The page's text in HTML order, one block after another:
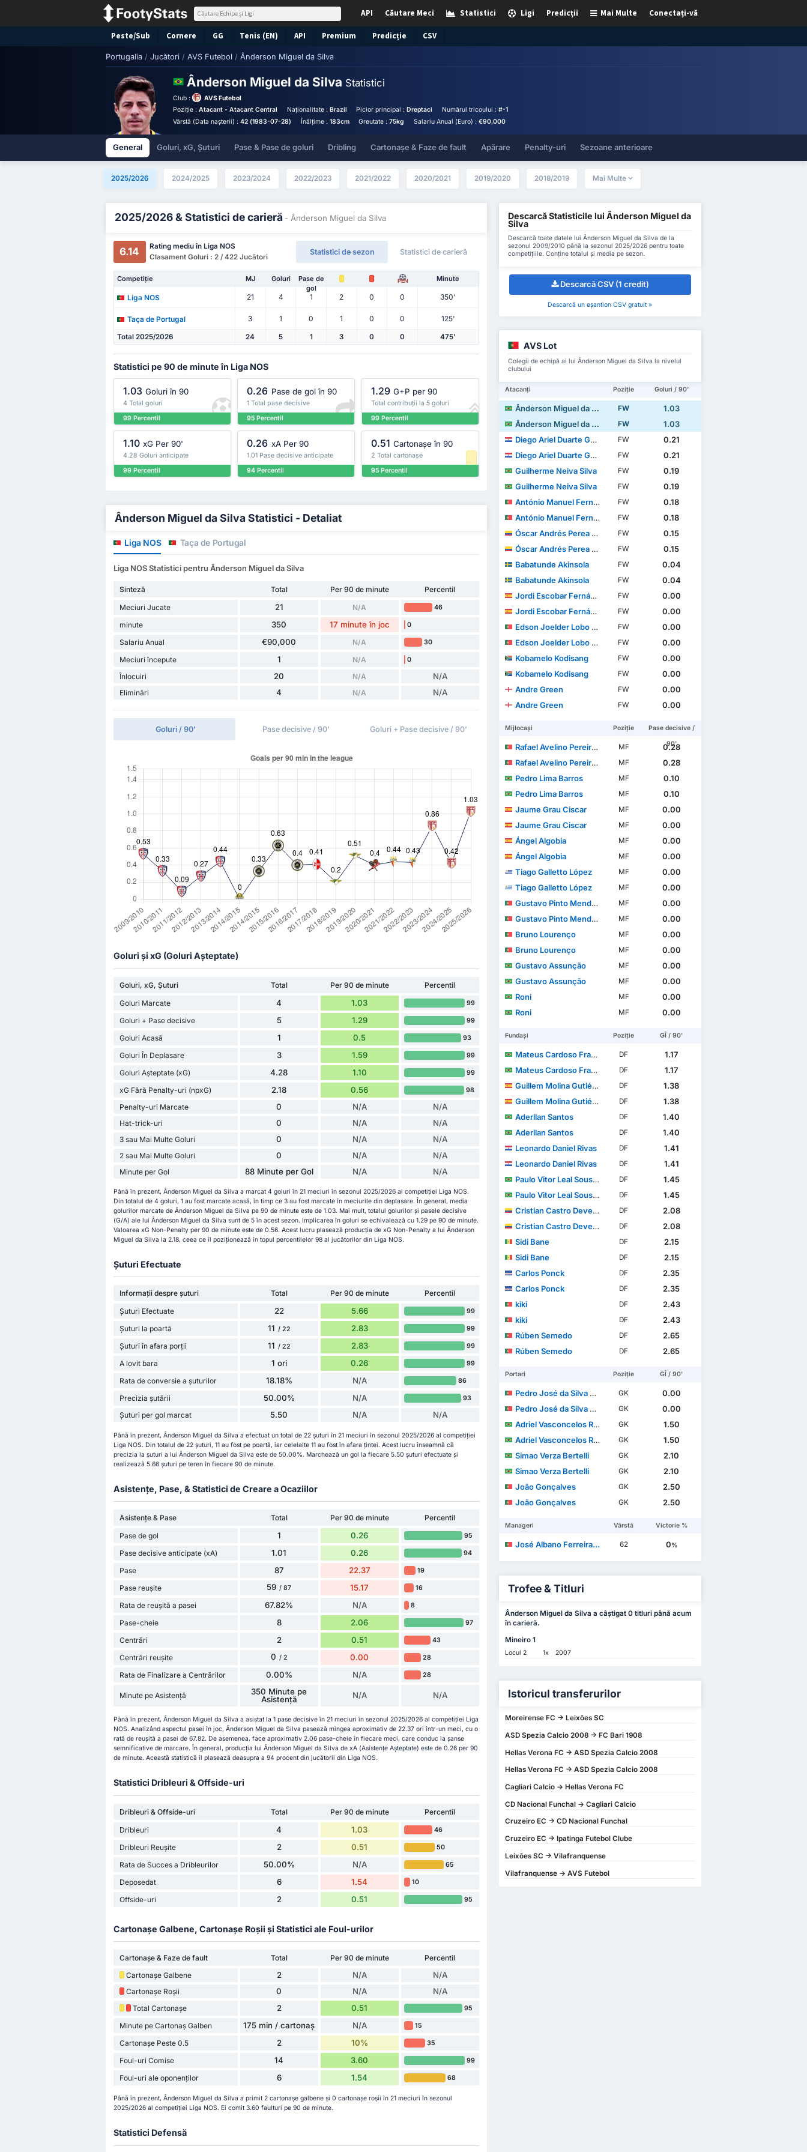
Conectați-vă
Mai Multe
Predicții
Ligi
Statistici
Căutare Meci
API
Peste/Sub Cornere GG Tenis (EN) API Premium Predicție CSV
Portugalia / Jucători / AVS Futebol / Ânderson Miguel da Silva
Ânderson Miguel da Silva Statistici
Club :
AVS Futebol
Poziție :Atacant - Atacant Central Naționalitate : Brazil Picior principal :Dreptaci Numărul tricoului : #-1
Vârstă (Data nașterii) :42 (1983-07-28) Înălțime : 183cm Greutate :75kg Salariu Anual (Euro) : €90,000
General Goluri, xG, Șuturi Pase & Pase de goluri Dribling Cartonașe & Faze de fault Apărare Penalty-uri Sezoane anterioare
2025/2026 2024/2025 2023/2024 2022/2023 2021/2022 2020/2021 2019/2020 2018/2019 Mai Multe
2025/2026 & Statistici de carieră - Ânderson Miguel da Silva
6.14
Rating mediu în Liga NOS
Clasament Goluri : 2 / 422 Jucători
Statistici de sezon Statistici de carieră
Competiție MJ Goluri
Pase de
gol
PEN Minute
Liga NOS 21 4 1 2 0 0 350'
Taça de Portugal 3 1 0 1 0 0 125'
Total 2025/2026 24 5 1 3 0 0 475'
Statistici pe 90 de minute în Liga NOS
1.03 Goluri în 90
4 Total goluri
99 Percentil
0.26 Pase de gol în 90
1 Total pase decisive
95 Percentil
1.29 G+P per 90
Total contribuții la 5 goluri
99 Percentil
1.10 xG Per 90'
4.28 Goluri anticipate
99 Percentil
0.26 xA Per 90
1.01 Pase decisive anticipate
94 Percentil
0.51 Cartonașe în 90
2 Total cartonașe
95 Percentil
Ânderson Miguel da Silva Statistici - Detaliat
Liga NOS Taça de Portugal
Liga NOS Statistici pentru Ânderson Miguel da Silva
Sinteză Total Per 90 de minute
Percentil
Meciuri Jucate
21 N/A 46
minute 350 17 minute în joc 0
Salariu Anual €90,000 N/A 30
Meciuri începute 1 N/A 0
Înlocuiri 20 N/A N/A
Eliminări 4 N/A N/A
Goluri / 90' Pase decisive / 90' Goluri + Pase decisive / 90'
Goluri și xG (Goluri Așteptate)
Goluri, xG, Șuturi Total Per 90 de minute
Percentil
Goluri Marcate
4 1.03 99
Goluri + Pase decisive 5 1.29 99
Goluri Acasă 1 0.5 93
Goluri În Deplasare 3 1.59 99
Goluri Așteptate (xG) 4.28 1.10 99
xG Fără Penalty-uri (npxG) 2.18 0.56 98
Penalty-uri Marcate 0 N/A N/A
Hat-trick-uri 0 N/A N/A
3 sau Mai Multe Goluri 0 N/A N/A
2 sau Mai Multe Goluri 0 N/A N/A
Minute per Gol 88 Minute per Gol N/A N/A
Până în prezent, Ânderson Miguel da Silva a marcat 4 goluri în 21 meciuri în sezonul 2025/2026 al competiției Liga NOS.
Din totalul de 4 goluri, 1 au fost marcate acasă, în timp ce 3 au fost marcate în meciurile din deplasare. În general, media
golurilor marcate de Ânderson Miguel da Silva pe 90 de minute este de 1.03. Mai mult, totalul golurilor și pasele decisive
(G/A) ale lui Ânderson Miguel da Silva sunt de 5 în acest sezon. Implicarea în goluri se echivalează cu 1.29 pe 90 de minute.
Valoarea xG Non-Penalty per 90 de minute este de 0.56. Acest lucru plasează producția de xG Non-Penalty a lui Ânderson
Miguel da Silva la 2.18, ceea ce îl poziționează în topul percentilelor 98 al jucătorilor din Liga NOS.
Șuturi Efectuate
Informații despre șuturi Total Per 90 de minute
Percentil
Șuturi Efectuate
22 5.66 99
Șuturi la poartă 11 / 22 2.83 99
Șuturi în afara porții 11 / 22 2.83 99
A lovit bara 1 ori 0.26 99
Rata de conversie a șuturilor 18.18% N/A 86
Precizia șutării 50.00% N/A 93
Șuturi per gol marcat 5.50 N/A N/A
Până în prezent, Ânderson Miguel da Silva a efectuat un total de 22 șuturi în 21 meciuri în sezonul 2025/2026 al competiției
Liga NOS. Din totalul de 22 șuturi, 11 au fost pe poartă, iar celelalte 11 au fost în afara țintei. Acest lucru înseamnă că
precizia la șuturi a lui Ânderson Miguel da Silva este de 50.00%. Marchează un gol la fiecare 5.50 șuturi efectuate și
realizează 5.66 șuturi pe teren în fiecare 90 de minute.
Asistențe, Pase, & Statistici de Creare a Ocaziilor
Asistențe & Pase Total Per 90 de minute
Percentil
Pase de gol
1 0.26 95
Pase decisive anticipate (xA) 1.01 0.26 94
Pase 87 22.37 19
Pase reușite 59 / 87 15.17 16
Rata de reușită a pasei 67.82% N/A 8
Pase-cheie 8 2.06 97
Centrări 2 0.51 43
Centrări reușite 0 / 2 0.00 28
Rata de Finalizare a Centrărilor 0.00% N/A 28
Minute pe Asistență
350 Minute pe
Asistență
N/A N/A
Până în prezent, Ânderson Miguel da Silva a asistat la 1 pase decisive în 21 meciuri în sezonul 2025/2026 al competiției Liga
NOS. Analizând aspectul pasei în joc, Ânderson Miguel da Silva pasează mingea aproximativ de 22.37 ori într-un meci, cu o
rată de reușită a pasei de 67.82. De asemenea, face aproximativ 2.06 pase-cheie în fiecare meci, care conduc la șanse
semnificative de marcare. În general, producția lui Ânderson Miguel da Silva de xA (Asistențe Așteptate) este de 0.26 per 90
de minute. Această statistică îl plasează deasupra a 94 procent din jucătorii din Liga NOS.
Statistici Dribleuri & Offside-uri
Dribleuri & Offside-uri Total Per 90 de minute
Percentil
Dribleuri
4 1.03 46
Dribleuri Reușite 2 0.51 50
Rata de Succes a Dribleurilor 50.00% N/A 65
Deposedat 6 1.54 10
Offside-uri 2 0.51 95
Cartonașe Galbene, Cartonașe Roșii și Statistici ale Foul-urilor
Cartonașe & Faze de fault Total Per 90 de minute
Percentil
Cartonașe Galbene
2 N/A N/A
Cartonașe Roșii 0 N/A N/A
Total Cartonașe 2 0.51 95
Minute pe Cartonaș Galben 175 min / cartonaș N/A 15
Cartonașe Peste 0.5 2 10% 35
Foul-uri Comise 14 3.60 99
Foul-uri ale oponenților 6 1.54 68
Până în prezent, Ânderson Miguel da Silva a primit 2 cartonașe galbene și 0 cartonașe roșii în 21 meciuri în sezonul
2025/2026 al competiției Liga NOS. Ei comit 3.60 faulturi pe 90 de minute.
Statistici Defensă
Descarcă Statisticile lui Ânderson Miguel da
Silva
Descarcă toate datele lui Ânderson Miguel da Silva de la
sezonul 2009/2010 până la sezonul 2025/2026 pentru toate
competițiile. Conține totalul și media pe sezon.
Descarcă CSV (1 credit)
Descarcă un eșantion CSV gratuit »
AVS Lot
Colegii de echipă ai lui Ânderson Miguel da Silva la nivelul
clubului
Atacanți Poziție Goluri / 90'
Ânderson Miguel da Silva FW
1.03
Ânderson Miguel da Silva
FW
1.03
Diego Ariel Duarte Garcete
FW
0.21
Diego Ariel Duarte Garcete
FW
0.21
Guilherme Neiva Silva
FW
0.19
Guilherme Neiva Silva
FW
0.19
António Manuel Fernandes Mendes
FW
0.18
António Manuel Fernandes Mendes
FW
0.18
Óscar Andrés Perea Abonce
FW
0.15
Óscar Andrés Perea Abonce
FW
0.15
Babatunde Akinsola
FW
0.04
Babatunde Akinsola
FW
0.04
Jordi Escobar Fernández
FW
0.00
Jordi Escobar Fernández
FW
0.00
Edson Joelder Lobo Mucuana
FW
0.00
Edson Joelder Lobo Mucuana
FW
0.00
Kobamelo Kodisang
FW
0.00
Kobamelo Kodisang
FW
0.00
Andre Green
FW
0.00
Andre Green
FW 0.00
Mijlocași Poziție
Pase decisive /
90'
Rafael Avelino Pereira Pinto Barbosa MF
0.28
Rafael Avelino Pereira Pinto Barbosa
MF
0.28
Pedro Lima Barros
MF
0.10
Pedro Lima Barros
MF
0.10
Jaume Grau Ciscar
MF
0.00
Jaume Grau Ciscar
MF
0.00
Ángel Algobia
MF
0.00
Ángel Algobia
MF
0.00
Tiago Galletto López
MF
0.00
Tiago Galletto López
MF
0.00
Gustavo Pinto Mendonça
MF
0.00
Gustavo Pinto Mendonça
MF
0.00
Bruno Lourenço
MF
0.00
Bruno Lourenço
MF
0.00
Gustavo Assunção
MF
0.00
Gustavo Assunção
MF
0.00
Roni
MF
0.00
Roni
MF 0.00
Fundași Poziție GÎ / 90'
Mateus Cardoso Francisco DF
1.17
Mateus Cardoso Francisco
DF
1.17
Guillem Molina Gutiérrez
DF
1.38
Guillem Molina Gutiérrez
DF
1.38
Aderllan Santos
DF
1.40
Aderllan Santos
DF
1.40
Leonardo Daniel Rivas
DF
1.41
Leonardo Daniel Rivas
DF
1.41
Paulo Vitor Leal Sousa Lima
DF
1.45
Paulo Vitor Leal Sousa Lima
DF
1.45
Cristian Castro Devenish
DF
2.08
Cristian Castro Devenish
DF
2.08
Sidi Bane
DF
2.15
Sidi Bane
DF
2.15
Carlos Ponck
DF
2.35
Carlos Ponck
DF
2.35
kiki
DF
2.43
kiki
DF
2.43
Rúben Semedo
DF
2.65
Rúben Semedo
DF 2.65
Portari Poziție GÎ / 90'
Pedro José da Silva Trigueira GK
0.00
Pedro José da Silva Trigueira
GK
0.00
Adriel Vasconcelos Ramos
GK
1.50
Adriel Vasconcelos Ramos
GK
1.50
Simao Verza Bertelli
GK
2.10
Simao Verza Bertelli
GK
2.10
João Gonçalves
GK
2.50
João Gonçalves
GK 2.50
Manageri Vârstă Victorie %
José Albano Ferreira da Mota 62 0%
Trofee & Titluri
Ânderson Miguel da Silva a câștigat 0 titluri până acum
în carieră.
Mineiro 1
Locul 2 1x 2007
Istoricul transferurilor
Moreirense FC -> Leixões SC
ASD Spezia Calcio 2008 -> FC Bari 1908
Hellas Verona FC -> ASD Spezia Calcio 2008
Hellas Verona FC -> ASD Spezia Calcio 2008
Cagliari Calcio -> Hellas Verona FC
CD Nacional Funchal -> Cagliari Calcio
Cruzeiro EC -> CD Nacional Funchal
Cruzeiro EC -> Ipatinga Futebol Clube
Leixões SC -> Vilafranquense
Vilafranquense -> AVS Futebol